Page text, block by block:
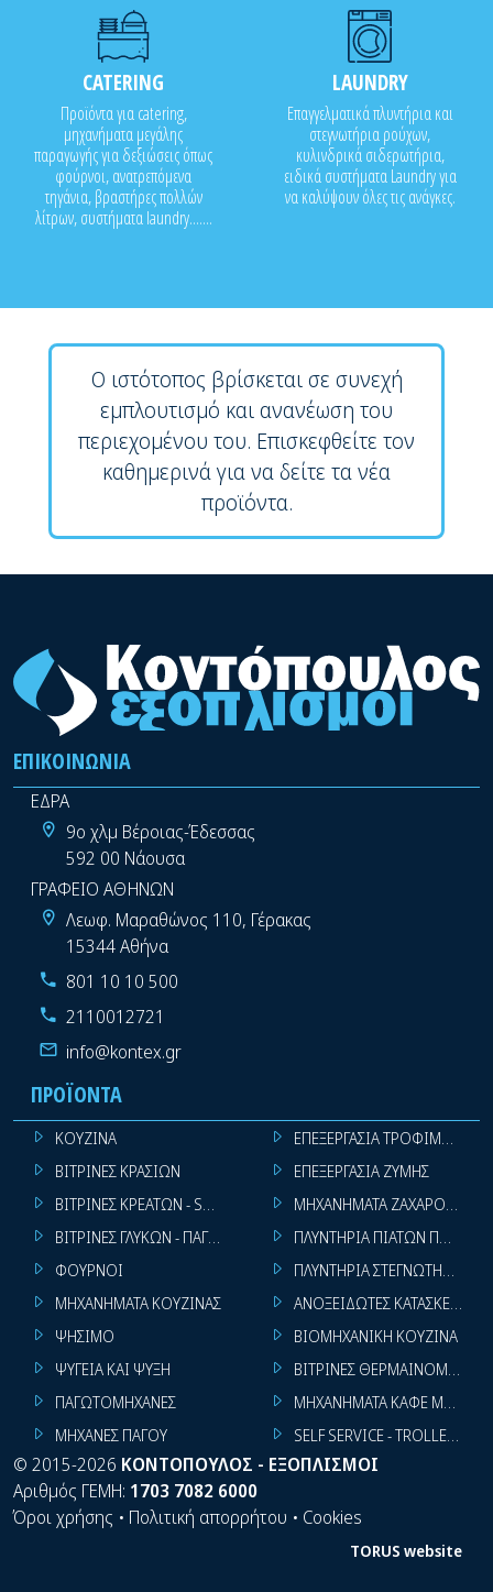
CATERING
Προϊόντα για catering,
μηχανήματα μεγάλης
παραγωγής για δεξιώσεις όπως
φούρνοι, ανατρεπόμενα
τηγάνια, βραστήρες πολλών
λίτρων, συστήματα laundry.......
LAUNDRY
Επαγγελματικά πλυντήρια και
στεγνωτήρια ρούχων,
κυλινδρικά σιδερωτήρια,
ειδικά συστήματα Laundry για
να καλύψουν όλες τις ανάγκες.
Ο ιστότοπος βρίσκεται σε συνεχή
εμπλουτισμό και ανανέωση του
περιεχομένου του. Επισκεφθείτε τον
καθημερινά για να δείτε τα νέα
προϊόντα.
ΕΠΙΚΟΙΝΩΝΊΑ
ΕΔΡΑ
9ο χλμ Βέροιας-Έδεσσας
592 00 Νάουσα
ΓΡΑΦΕΙΟ ΑΘΗΝΩΝ
Λεωφ. Μαραθώνος 110, Γέρακας
15344 Αθήνα
801 10 10 500
2110012721
info@kontex.gr
ΠΡΟΪΌΝΤΑ
ΚΟΥΖΙΝΑ
ΒΙΤΡΙΝΕΣ ΚΡΑΣΙΩΝ
ΒΙΤΡΙΝΕΣ ΚΡΕΑΤΩΝ - SUPER MARKET
ΒΙΤΡΙΝΕΣ ΓΛΥΚΩΝ - ΠΑΓΩΤΩΝ
ΦΟΥΡΝΟΙ
ΜΗΧΑΝΗΜΑΤΑ ΚΟΥΖΙΝΑΣ
ΨΗΣΙΜΟ
ΨΥΓΕΙΑ ΚΑΙ ΨΥΞΗ
ΠΑΓΩΤΟΜΗΧΑΝΕΣ
ΜΗΧΑΝΕΣ ΠΑΓΟΥ
ΕΠΕΞΕΡΓΑΣΙΑ ΤΡΟΦΙΜΩΝ
ΕΠΕΞΕΡΓΑΣΙΑ ΖΥΜΗΣ
ΜΗΧΑΝΗΜΑΤΑ
ΠΛΥΝΤΗΡΙΑ ΠΙΑΤΩΝ
ΠΛΥΝΤΗΡΙΑ ΣΤΕΓΝΩΤΗΡΙΑ
ΑΝΟΞΕΙΔΩΤΕΣ ΚΑΤΑΣΚΕΥΕΣ
ΒΙΟΜΗΧΑΝΙΚΗ ΚΟΥΖΙΝΑ
ΒΙΤΡΙΝΕΣ ΘΕΡΜΑΙΝΟΜΕΝΕΣ
ΜΗΧΑΝΗΜΑΤΑ ΚΑΦΕ ΜΠΑΡ
SELF SERVICE - TROLLEY -
© 2015-2026 ΚΟΝΤΟΠΟΥΛΟΣ - ΕΞΟΠΛΙΣΜΟΙ
Αριθμός ΓΕΜΗ: 1703 7082 6000
Όροι χρήσης • Πολιτική απορρήτου • Cookies
TORUS website